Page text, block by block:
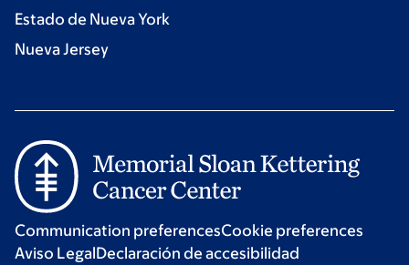
Estado de Nueva York
Nueva Jersey
Communication preferencesCookie preferences
Aviso LegalDeclaración de accesibilidad